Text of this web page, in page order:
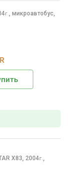
г., микроавтобус,
X83, 2004г.,